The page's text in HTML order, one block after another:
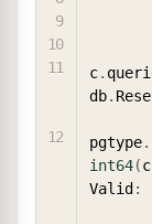
c.
db.
pgtype.
int64(c
Valid :